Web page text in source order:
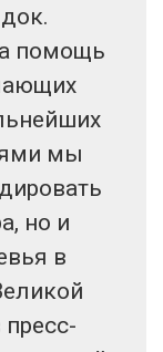
помощь
мы
но и
в